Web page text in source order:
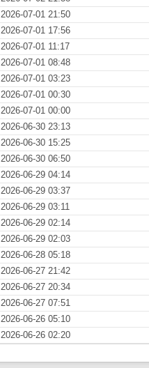
2026-07-01 21:50
2026-07-01 17:56
2026-07-01 11:17
2026-07-01 08:48
2026-07-01 03:23
2026-07-01 00:30
2026-07-01 00:00
2026-06-30 23:13
2026-06-30 15:25
2026-06-30 06:50
2026-06-29 04:14
2026-06-29 03:37
2026-06-29 03:11
2026-06-29 02:14
2026-06-29 02:03
2026-06-28 05:18
2026-06-27 21:42
2026-06-27 20:34
2026-06-27 07:51
2026-06-26 05:10
2026-06-26 02:20